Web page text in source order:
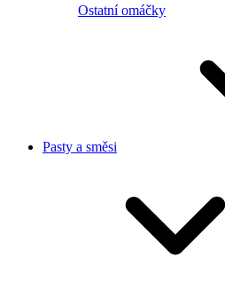
Ostatní omáčky
Pasty a směsi